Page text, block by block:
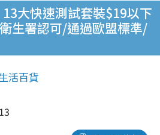
13大快速測試套裝$19以下
生署認可/通過歐盟標準/
活百貨